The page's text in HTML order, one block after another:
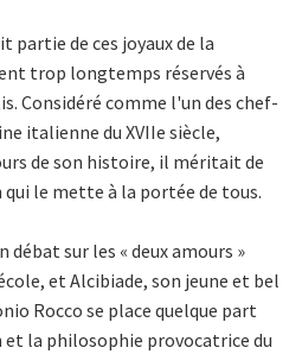
partie de ces joyaux de la
trop longtemps réservés à
Considéré comme l'un des chef-
italienne du XVIIe siècle,
de son histoire, il méritait de
le mette à la portée de tous.
débat sur les « deux amours »
et Alcibiade, son jeune et bel
Rocco se place quelque part
la philosophie provocatrice du